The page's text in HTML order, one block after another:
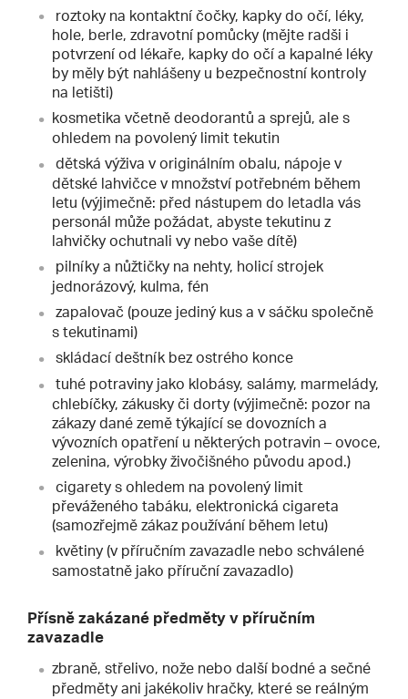
roztoky na kontaktní čočky, kapky do očí, léky,
hole, berle, zdravotní pomůcky (mějte radši i
potvrzení od lékaře, kapky do očí a kapalné léky
by měly být nahlášeny u bezpečnostní kontroly
na letišti)
kosmetika včetně deodorantů a sprejů, ale s
ohledem na povolený limit tekutin
dětská výživa v originálním obalu, nápoje v
dětské lahvičce v množství potřebném během
letu (výjimečně: před nástupem do letadla vás
personál může požádat, abyste tekutinu z
lahvičky ochutnali vy nebo vaše dítě)
pilníky a nůžtičky na nehty, holicí strojek
jednorázový, kulma, fén
zapalovač (pouze jediný kus a v sáčku společně
s tekutinami)
skládací deštník bez ostrého konce
tuhé potraviny jako klobásy, salámy, marmelády,
chlebíčky, zákusky či dorty (výjimečně: pozor na
zákazy dané země týkající se dovozních a
vývozních opatření u některých potravin – ovoce,
zelenina, výrobky živočišného původu apod.)
cigarety s ohledem na povolený limit
převáženého tabáku, elektronická cigareta
(samozřejmě zákaz používání během letu)
květiny (v příručním zavazadle nebo schválené
samostatně jako příruční zavazadlo)
Přísně zakázané předměty v příručním
zavazadle
zbraně, střelivo, nože nebo další bodné a sečné
předměty ani jakékoliv hračky, které se reálným